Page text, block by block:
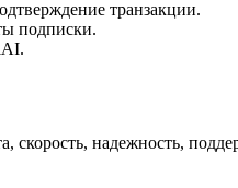
транзакции.
подписки.
надежность,